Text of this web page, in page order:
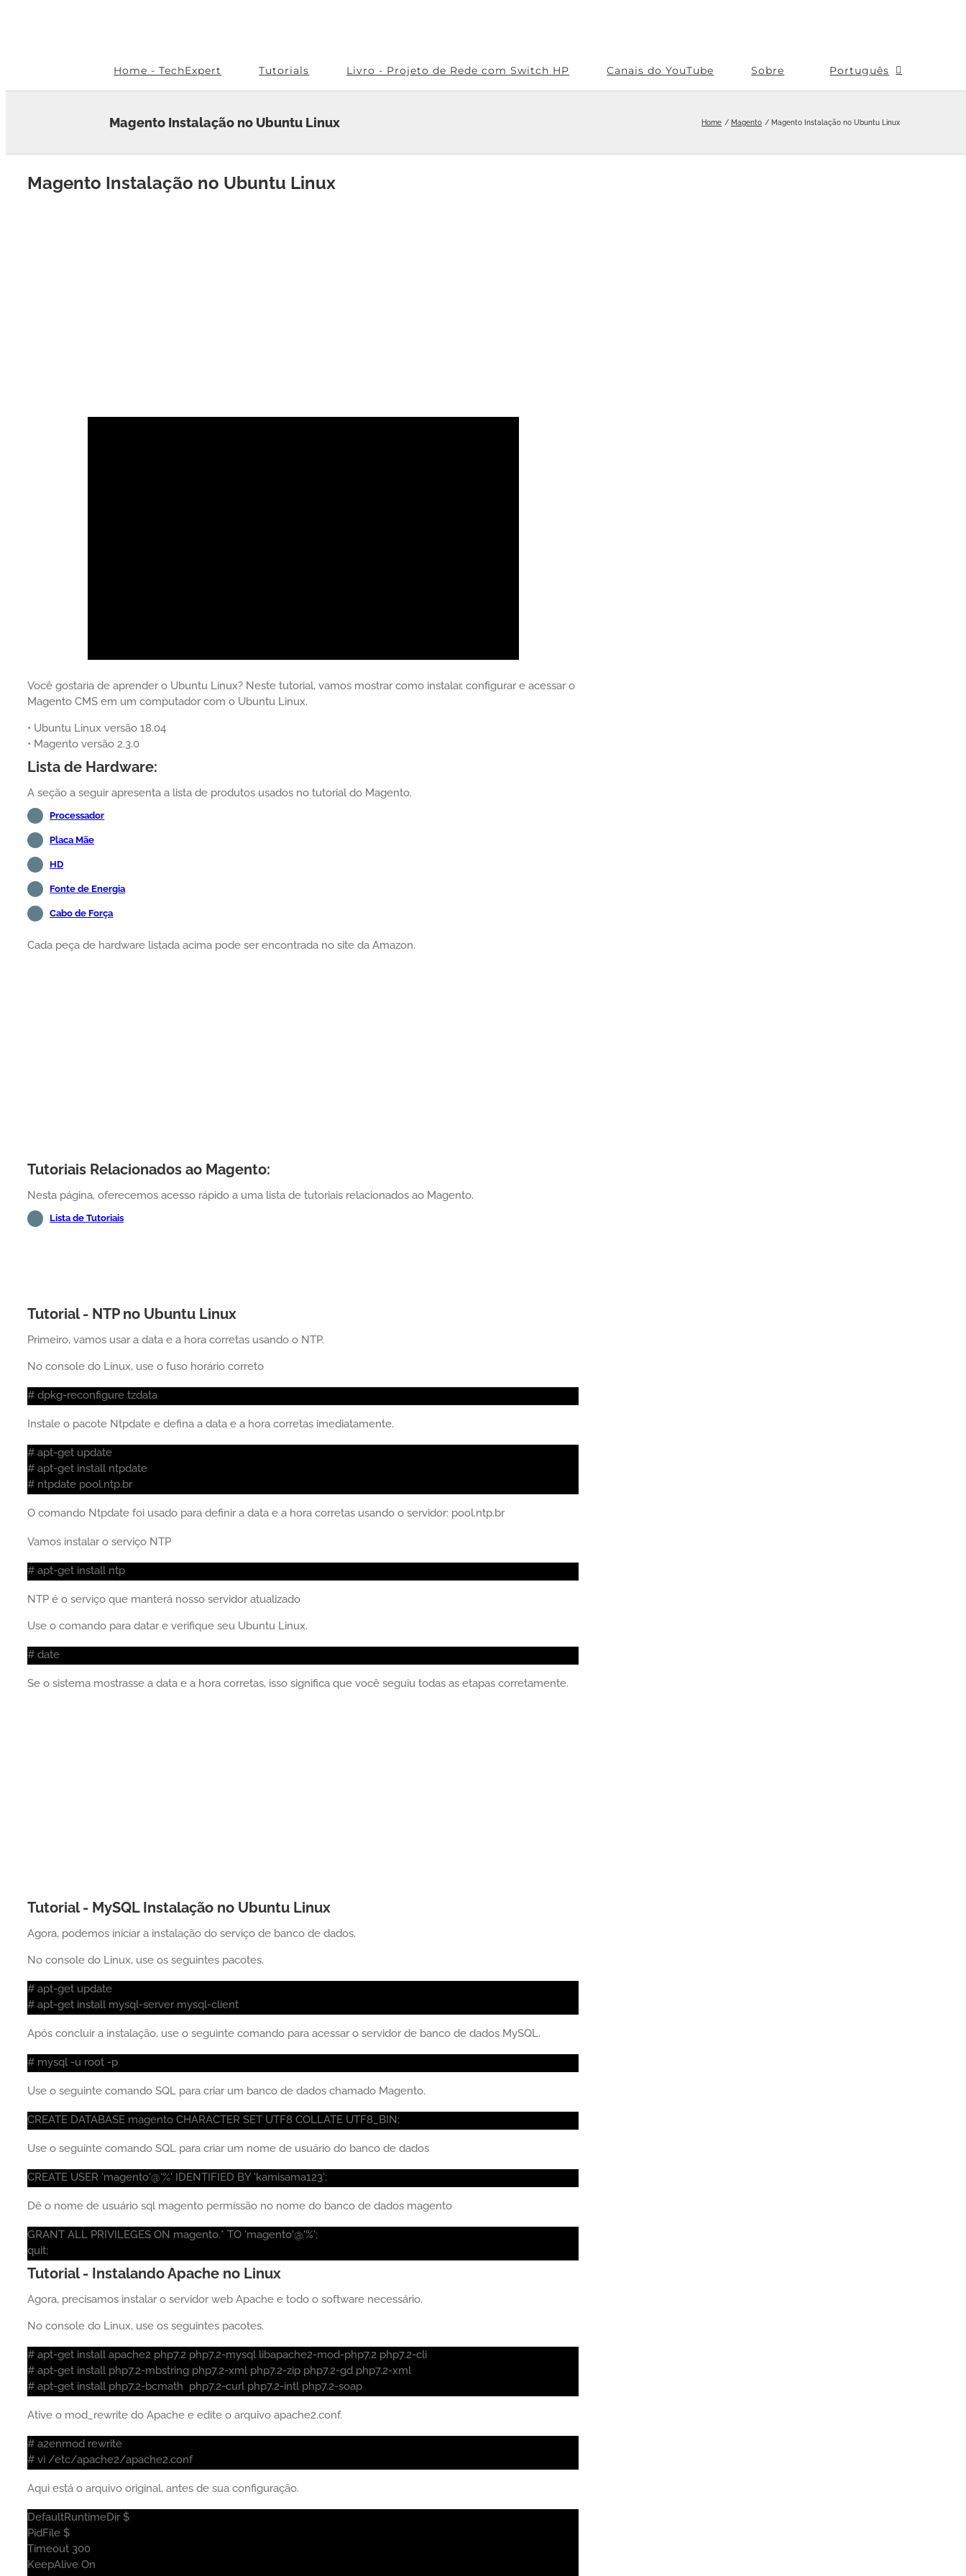
Home - TechExpert
Tutorials Livro - Projeto de Rede com Switch HP Canais do YouTube Sobre Português
Magento Instalação no Ubuntu Linux Home Magento Magento Instalação no Ubuntu Linux
Magento Instalação no Ubuntu Linux
Você gostaria de aprender o Ubuntu Linux? Neste tutorial, vamos mostrar como instalar, configurar e acessar o
Magento CMS em um computador com o Ubuntu Linux.
• Ubuntu Linux versão 18.04
• Magento versão 2.3.0
Lista de Hardware:
A seção a seguir apresenta a lista de produtos usados no tutorial do Magento.
Processador
Placa Mãe
HD
Fonte de Energia
Cabo de Força
Cada peça de hardware listada acima pode ser encontrada no site da Amazon.
Tutoriais Relacionados ao Magento:
Nesta página, oferecemos acesso rápido a uma lista de tutoriais relacionados ao Magento.
Lista de Tutoriais
Tutorial - NTP no Ubuntu Linux
Primeiro, vamos usar a data e a hora corretas usando o NTP.
No console do Linux, use o fuso horário correto
# dpkg-reconfigure tzdata
Instale o pacote Ntpdate e defina a data e a hora corretas imediatamente.
# apt-get update
# apt-get install ntpdate
# ntpdate pool.ntp.br
O comando Ntpdate foi usado para definir a data e a hora corretas usando o servidor: pool.ntp.br
Vamos instalar o serviço NTP
# apt-get install ntp
NTP é o serviço que manterá nosso servidor atualizado
Use o comando para datar e verifique seu Ubuntu Linux.
# date
Se o sistema mostrasse a data e a hora corretas, isso significa que você seguiu todas as etapas corretamente.
Tutorial - MySQL Instalação no Ubuntu Linux
Agora, podemos iniciar a instalação do serviço de banco de dados.
No console do Linux, use os seguintes pacotes.
# apt-get update
# apt-get install mysql-server mysql-client
Após concluir a instalação, use o seguinte comando para acessar o servidor de banco de dados MySQL.
# mysql -u root -p
Use o seguinte comando SQL para criar um banco de dados chamado Magento.
CREATE DATABASE magento CHARACTER SET UTF8 COLLATE UTF8_BIN;
Use o seguinte comando SQL para criar um nome de usuário do banco de dados
CREATE USER 'magento'@'%' IDENTIFIED BY 'kamisama123';
Dê o nome de usuário sql magento permissão no nome do banco de dados magento
GRANT ALL PRIVILEGES ON magento.* TO 'magento'@'%';
quit;
Tutorial - Instalando Apache no Linux
Agora, precisamos instalar o servidor web Apache e todo o software necessário.
No console do Linux, use os seguintes pacotes.
# apt-get install apache2 php7.2 php7.2-mysql libapache2-mod-php7.2 php7.2-cli
# apt-get install php7.2-mbstring php7.2-xml php7.2-zip php7.2-gd php7.2-xml
# apt-get install php7.2-bcmath php7.2-curl php7.2-intl php7.2-soap
Ative o mod_rewrite do Apache e edite o arquivo apache2.conf.
# a2enmod rewrite
# vi /etc/apache2/apache2.conf
Aqui está o arquivo original, antes de sua configuração.
DefaultRuntimeDir $
PidFile $
Timeout 300
KeepAlive On